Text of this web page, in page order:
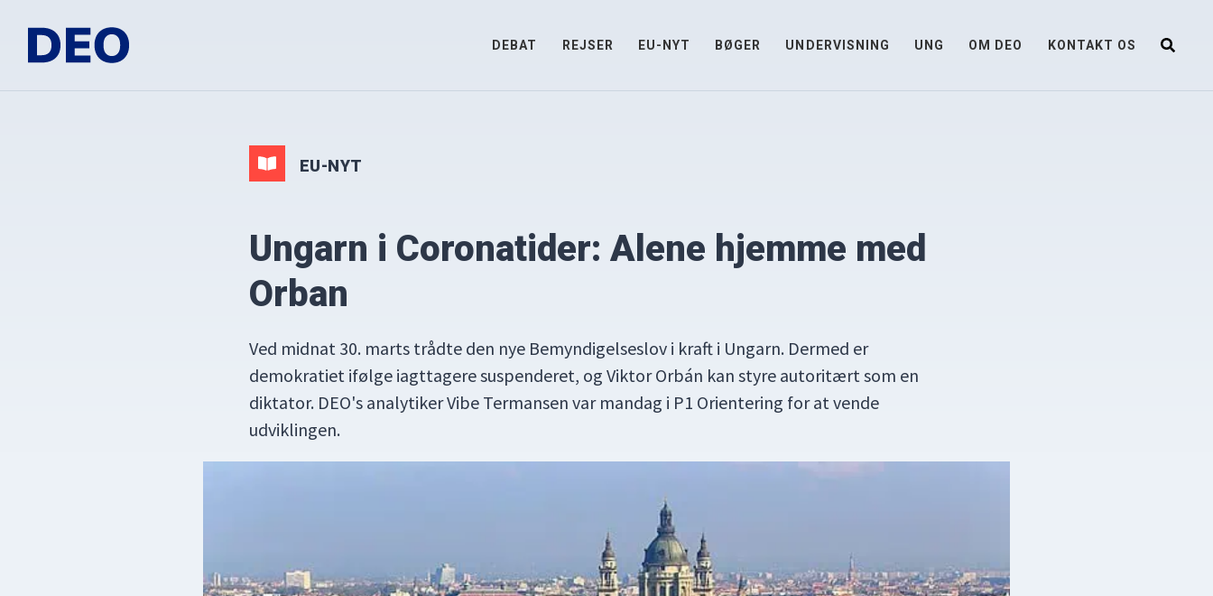
direkte
primær
indhold
direkte
footer
DEBAT REJSER EU-NYT BØGER UNDERVISNING UNG OM DEO KONTAKT OS
EU-NYT
Ungarn i Coronatider: Alene hjemme med
Orban
Ved midnat 30. marts trådte den nye Bemyndigelseslov i kraft i Ungarn. Dermed er
demokratiet ifølge iagttagere suspenderet, og Viktor Orbán kan styre autoritært som en
diktator. DEO's analytiker Vibe Termansen var mandag i P1 Orientering for at vende
udviklingen.